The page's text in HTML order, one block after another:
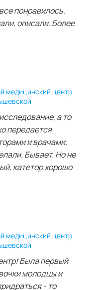
понравилось.
описали. Более
медицинский центр
а то
передается
и врачами.
Бывает. Но не
катетор хорошо
медицинский центр
Была первый
молодцы и
- то